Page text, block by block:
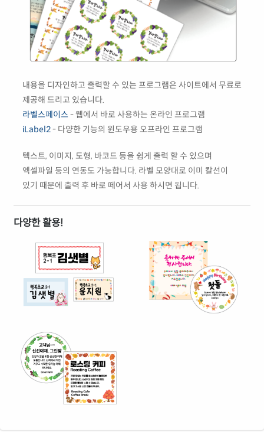
내용을 디자인하고 출력할 수 있는 프로그램은 사이트에서 무료로
제공해 드리고 있습니다.
라벨스페이스 - 웹에서 바로 사용하는 온라인 프로그램
iLabel2- 다양한 기능의 윈도우용 오프라인 프로그램
텍스트, 이미지, 도형, 바코드 등을 쉽게 출력 할 수 있으며
엑셀파일 등의 연동도 가능합니다. 라벨 모양대로 이미 칼선이
있기 때문에 출력 후 바로 떼어서 사용 하시면 됩니다.
다양한 활용!